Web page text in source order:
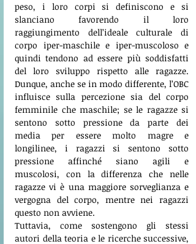
peso, i loro corpi si definiscono e si
slanciano favorendo il loro
raggiungimento dell’ideale culturale di
corpo iper-maschile e iper-muscoloso e
quindi tendono ad essere più soddisfatti
del loro sviluppo rispetto alle ragazze.
Dunque, anche se in modo differente, l’OBC
influisce sulla percezione sia del corpo
femminile che maschile; se le ragazze si
sentono sotto pressione da parte dei
media per essere molto magre e
longilinee, i ragazzi si sentono sotto
pressione affinché siano agili e
muscolosi, con la differenza che nelle
ragazze vi è una maggiore sorveglianza e
vergogna del corpo, mentre nei ragazzi
questo non avviene.
Tuttavia, come sostengono gli stessi